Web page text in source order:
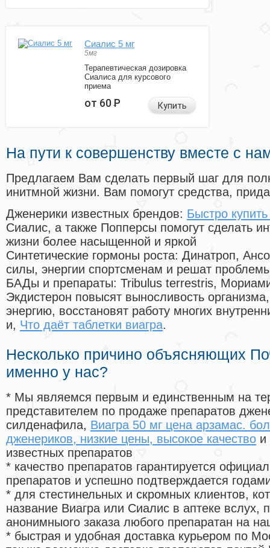
Сиалис 5 мг
5мг
Терапевтическая дозировка
Сиалиса для курсового
приема
от 60Р Купить
На пути к совершенству вместе с
Предлагаем Вам сделать первый шаг для
инитмной жизни. Вам помогут средства,
Дженерики известных брендов: Быстро
Сиалис, а также Попперсы помогут сделать
жизни более насыщенной и яркой
Синтетические гормоны роста: Динатроп,
силы, энергии спортсменам и решат
БАДы и препараты: Tribulus terrestris,
Экдистерон повысят выносливость
энергию, восстановят работу многих
и, Что даёт таблетки виагра.
Несколько причино объясняющих
именно у нас?
* Мы являемся первым и единственным на
представителем по продаже препаратов
силденафила, Виагра 50 мг цена арзамас.
дженериков, низкие цены, высокое качество и
известных препаратов
* качество препаратов гарантируется
препаратов и успешно подтверждается
* для стестинельных и скромных клиентов,
название Виагра или Сиалис в аптеке вслух,
анонимныого заказа любого препаратан на
* быстрая и удобная доставка курьером по